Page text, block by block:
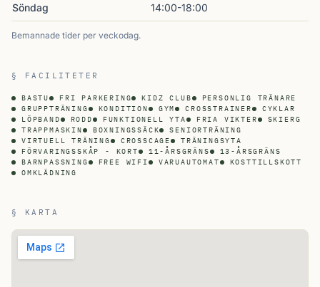
Söndag 14:00-18:00
Bemannade tider per veckodag.
§ FACILITETER
BASTU FRI PARKERING KIDZ CLUB
PERSONLIG TRÄNARE
GRUPPTRÄNING
KONDITION GYM CROSSTRAINER
CYKLAR
LÖPBAND
RODD FUNKTIONELL YTA FRIA VIKTER
SKIERG
TRAPPMASKIN
BOXNINGSSÄCK
SENIORTRÄNING
VIRTUELL TRÄNING
CROSSCAGE
TRÄNINGSYTA
FÖRVARINGSSKÅP - KORT
11-ÅRSGRÄNS
13-ÅRSGRÄNS
BARNPASSNING
FREE WIFI VARUAUTOMAT
KOSTTILLSKOTT
OMKLÄDNING
§ KARTA